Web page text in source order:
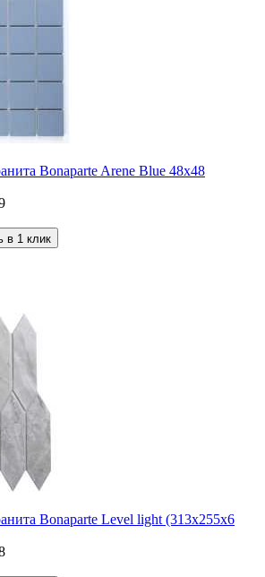
Bonaparte Arene Blue 48х48
в 1 клик
Bonaparte Level light (313х255х6